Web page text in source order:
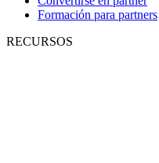
Formación para partners
RECURSOS